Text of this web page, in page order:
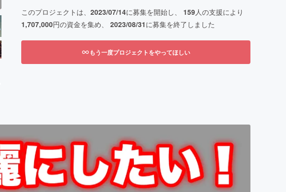
このプロジェクトは、 2023/07/14に募集を開始し、 159人の支援により
1,707,000円の資金を集め、 2023/08/31に募集を終了しました
もう一度プロジェクトをやってほしい